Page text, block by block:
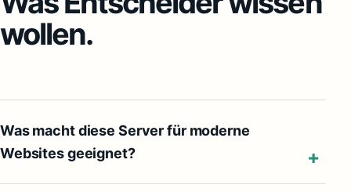
wollen.
Was macht diese Server für moderne
Websites geeignet?